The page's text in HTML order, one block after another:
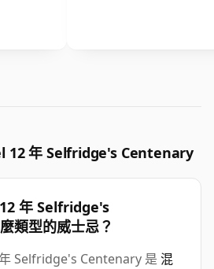
12 年 Selfridge's Centenary
年 Selfridge's
類型的威士忌？
Selfridge's Centenary 是 混